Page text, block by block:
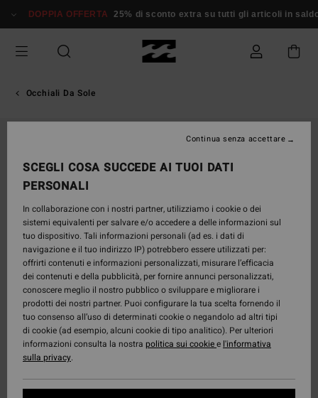
alle
prodotto
DOPPIA OFFERTA 25% di sconto extra su tutti gli articoli in saldo*
Occhiali Da Sole
SCEGLI COSA SUCCEDE AI TUOI DATI
PERSONALI
In collaborazione con i nostri partner, utilizziamo i cookie o dei
sistemi equivalenti per salvare e/o accedere a delle informazioni sul
tuo dispositivo. Tali informazioni personali (ad es. i dati di
navigazione e il tuo indirizzo IP) potrebbero essere utilizzati per:
offrirti contenuti e informazioni personalizzati, misurare l’efficacia
dei contenuti e della pubblicità, per fornire annunci personalizzati,
conoscere meglio il nostro pubblico o sviluppare e migliorare i
prodotti dei nostri partner. Puoi configurare la tua scelta fornendo il
tuo consenso all’uso di determinati cookie o negandolo ad altri tipi
di cookie (ad esempio, alcuni cookie di tipo analitico). Per ulteriori
informazioni consulta la nostra politica sui cookiee l'informativa
sulla privacy.
Continua senza accettare